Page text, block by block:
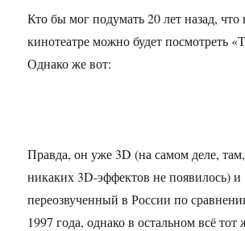
Кто бы мог подумать 20 лет назад, что
кинотеатре можно будет посмотреть
Однако же вот:
Правда, он уже 3D (на самом деле,
никаких 3D-эффектов не появилось) и
переозвученный в России по
1997 года, однако в остальном всё тот